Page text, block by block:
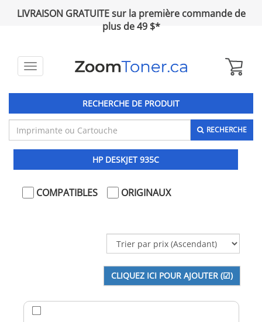
LIVRAISON GRATUITE sur la première commande de
plus de 49 $*
Toggle
RECHERCHE DE PRODUIT
RECHERCHE
HP DESKJET 935C
COMPATIBLES ORIGINAUX